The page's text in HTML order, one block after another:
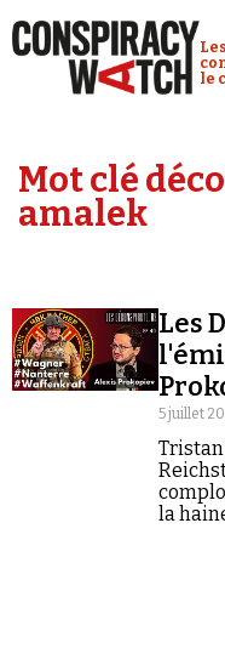
le
Mot clé
amalek
Les
5 juillet
Tristan
la